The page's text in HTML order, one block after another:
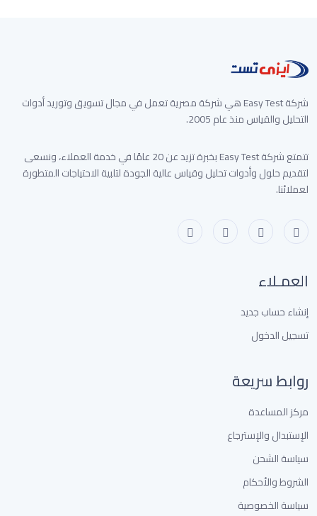
شركة Easy Test هي شركة مصرية تعمل في مجال تسويق وتوريد أدوات
التحليل والقياس منذ عام 2005.
تتمتع شركة Easy Test بخبرة تزيد عن 20 عامًا في خدمة العملاء، ونسعى
لتقديم حلول وأدوات تحليل وقياس عالية الجودة لتلبية الاحتياجات المتطورة
لعملائنا.
العمـلاء
إنشاء حساب جديد
تسجيل الدخول
روابط سريعة
مركز المساعدة
الإستبدال والإسترجاع
سياسة الشحن
الشروط والأحكام
سياسة الخصوصية